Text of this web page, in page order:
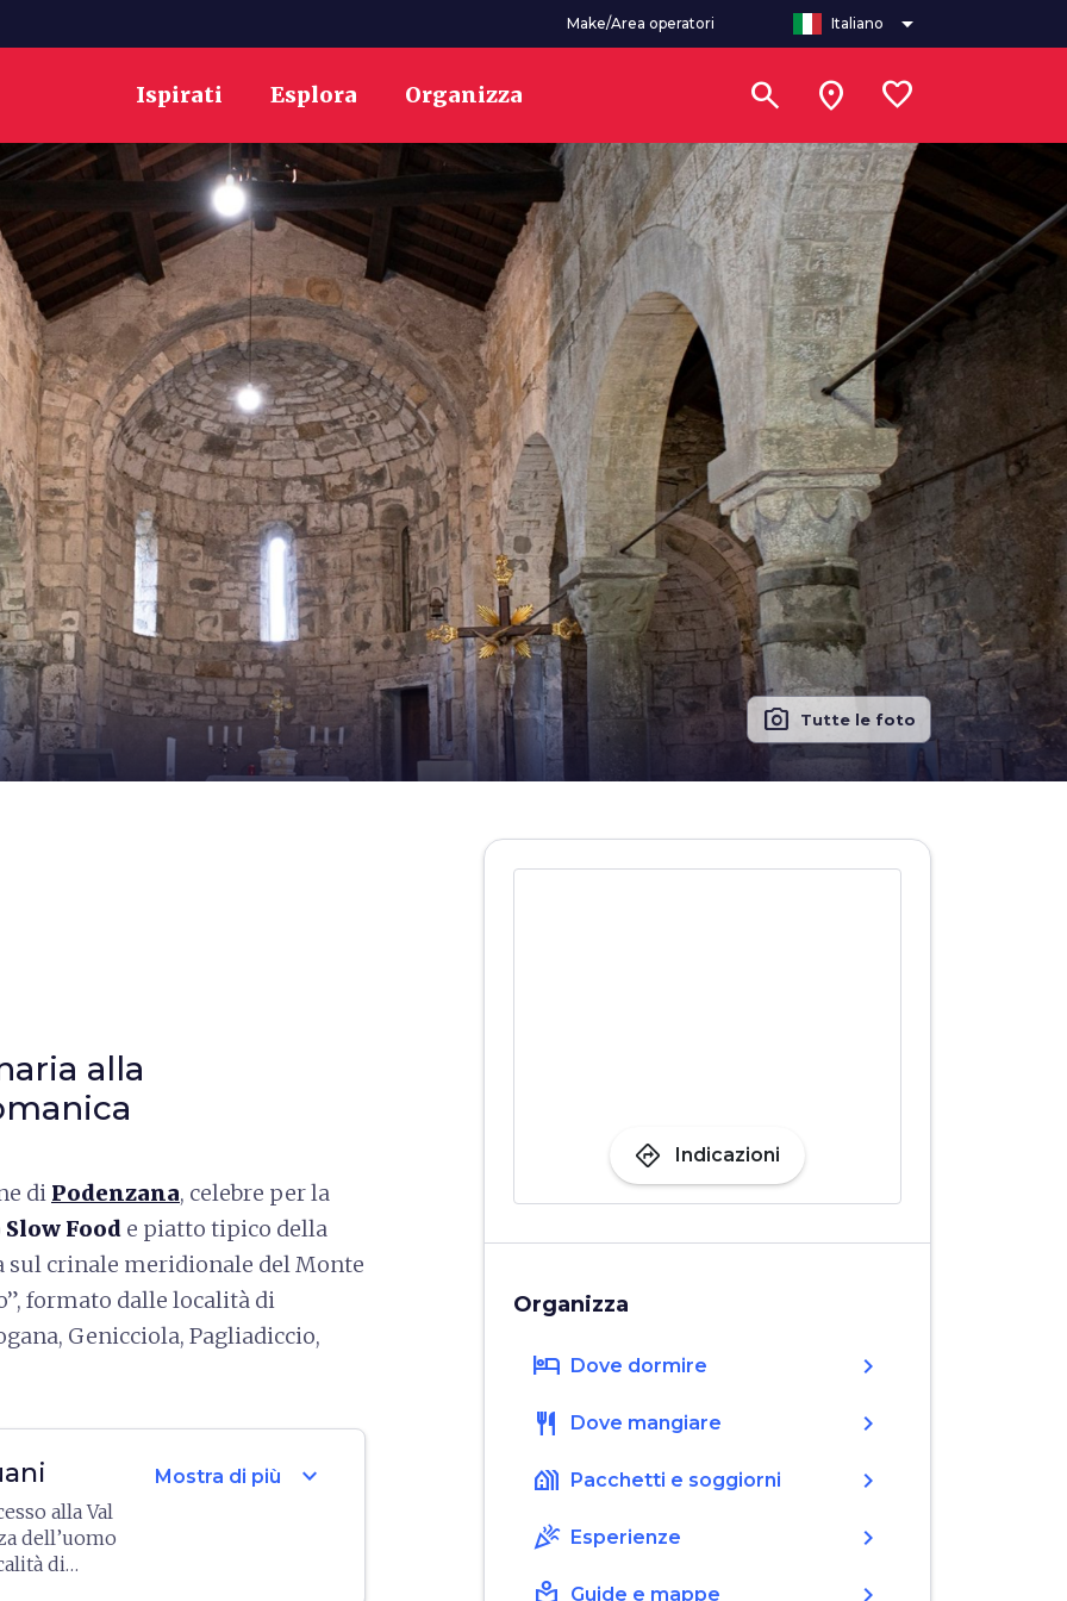
Make/Area operatori Italiano arrow_drop_down
Ispirati Esplora Organizza search location_on favorite
photo_camera Tutte le foto
alla
di Podenzana, celebre per la
Food e piatto tipico della
crinale meridionale del Monte
formato dalle località di
Genicciola, Pagliadiccio,
alla Val
dell’uomo
di
Mostra di più expand_more
directions Indicazioni
Organizza
hotel Dove dormire chevron_right
restaurant Dove mangiare chevron_right
holiday_village Pacchetti e soggiorni chevron_right
celebration Esperienze chevron_right
Guide e mappe chevron_right